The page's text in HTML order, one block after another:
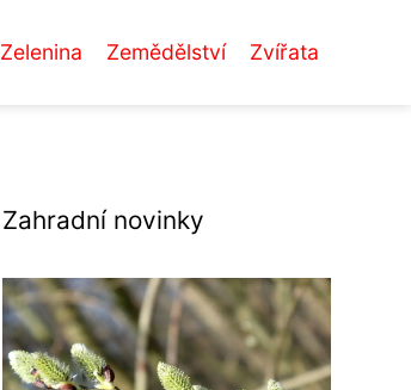
Zelenina Zemědělství Zvířata
Zahradní novinky